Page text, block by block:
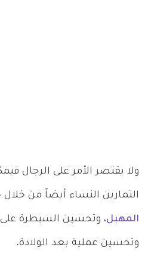
ولا يقتصر الأمر على الرجال
التمارين النساء أيضاً من
المهبل، وتحسين السيطرة على
وتحسين عملية بعد الولادة.